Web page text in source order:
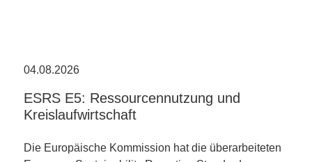
04.08.2026
ESRS E5: Ressourcennutzung und
Kreislaufwirtschaft
Die Europäische Kommission hat die überarbeiteten